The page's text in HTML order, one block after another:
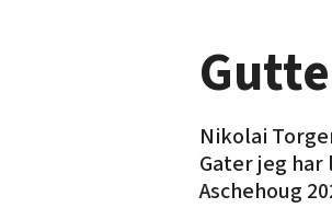
Nikolai
Gater jeg har
Aschehoug